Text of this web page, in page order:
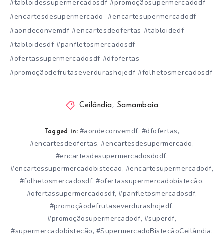
#tabloidessupermercadosdf #promoçãosupermercadodf
#encartesdesupermercado #encartesupermercadodf
#aondeconvemdf #encartesdeofertas #tabloidedf
#tabloidesdf #panfletosmercadosdf
#ofertassupermercadosdf #dfofertas
#promoçãodefrutaseverdurashojedf #folhetosmercadosdf
Ceilândia, Samambaia
Tagged in: #aondeconvemdf, #dfofertas,
#encartesdeofertas, #encartesdesupermercado,
#encartesdesupermercadosdodf,
#encartessupermercadobistecao, #encartesupermercadodf,
#folhetosmercadosdf, #ofertassupermercadobistecão,
#ofertassupermercadosdf, #panfletosmercadosdf,
#promoçãodefrutaseverdurashojedf,
#promoçãosupermercadodf, #superdf,
#supermercadobistecão, #SupermercadoBistecãoCeilândia,